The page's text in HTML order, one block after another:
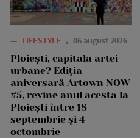
— LIFESTYLE 06 august 2026
Ploiești, capitala artei
urbane? Ediția
aniversară Artown NOW
#5, revine anul acesta la
Ploiești între 18
septembrie și 4
octombrie